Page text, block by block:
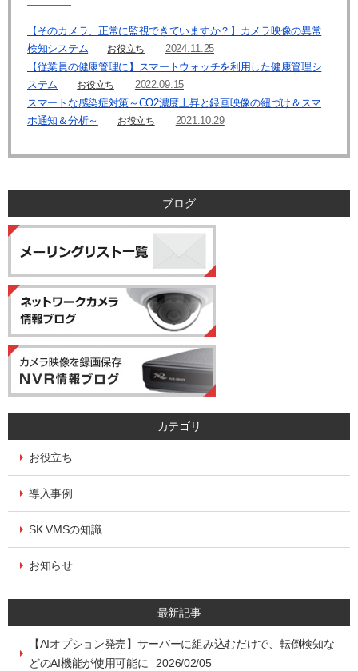
【個人情報提供の任意性及びその結果について】
当社への個人情報の提供については本人の任意です。ただし、提供頂け
ない個人情報の種類によっては、【個人情報の利用目的】に記載した業
務ができない場合があります。
【個人情報に関するお問合せ先】
「開示等のご請求」「苦情・お問合せ」「個人情報保護方針」に関する
個人情報保護管理者：管理本部 駒場 諭
【そのカメラ、正常に監視できていますか？】カメラ映像の異常
検知システム
お役立ち
2024.11.25
【従業員の健康管理に】スマートウォッチを利用した健康管理シ
ステム
お役立ち
2022.09.15
スマートな感染症対策～CO2濃度上昇と録画映像の紐づけ＆スマ
ホ通知＆分析～
お役立ち 2021.10.29
ブログ
カテゴリ
お役立ち
導入事例
SK VMSの知識
お知らせ
最新記事
【AIオプション発売】サーバーに組み込むだけで、転倒検知な
どのAI機能が使用可能に 2026/02/05